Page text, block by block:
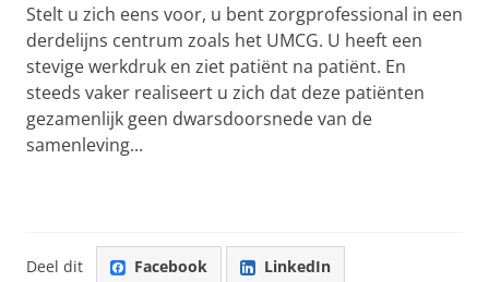
Stelt u zich eens voor, u bent zorgprofessional in een
derdelijns centrum zoals het UMCG. U heeft een
stevige werkdruk en ziet patiënt na patiënt. En
steeds vaker realiseert u zich dat deze patiënten
gezamenlijk geen dwarsdoorsnede van de
samenleving...
Deel dit Facebook LinkedIn